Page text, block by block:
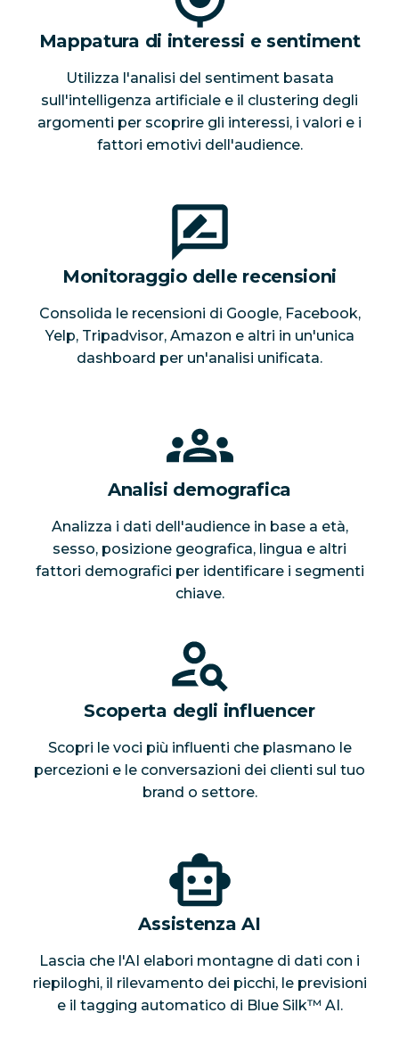
Mappatura di interessi e sentiment
Utilizza l'analisi del sentiment basata
sull'intelligenza artificiale e il clustering degli
argomenti per scoprire gli interessi, i valori e i
fattori emotivi dell'audience.
Monitoraggio delle recensioni
Consolida le recensioni di Google, Facebook,
Yelp, Tripadvisor, Amazon e altri in un'unica
dashboard per un'analisi unificata.
Analisi demografica
Analizza i dati dell'audience in base a età,
sesso, posizione geografica, lingua e altri
fattori demografici per identificare i segmenti
chiave.
Scoperta degli influencer
Scopri le voci più influenti che plasmano le
percezioni e le conversazioni dei clienti sul tuo
brand o settore.
Assistenza AI
Lascia che l'AI elabori montagne di dati con i
riepiloghi, il rilevamento dei picchi, le previsioni
e il tagging automatico di Blue Silk™ AI.